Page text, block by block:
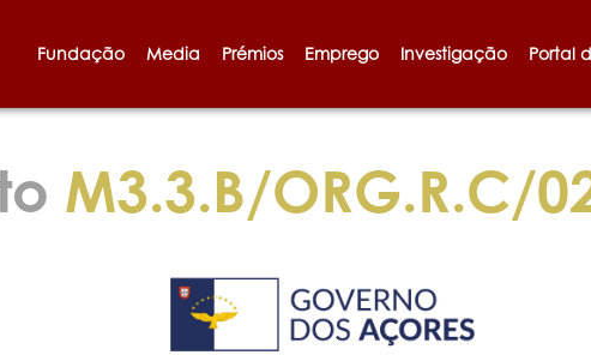
Fundação Media Prémios Emprego Investigação Portal
M3.3.B/ORG.R.C/